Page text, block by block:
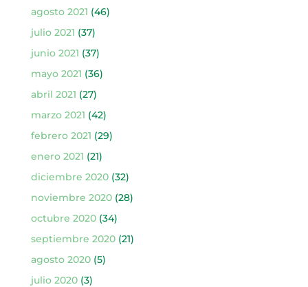
agosto 2021 (46)
julio 2021 (37)
junio 2021 (37)
mayo 2021 (36)
abril 2021 (27)
marzo 2021 (42)
febrero 2021 (29)
enero 2021 (21)
diciembre 2020(32)
noviembre 2020(28)
octubre 2020(34)
septiembre 2020(21)
agosto 2020(5)
julio 2020(3)